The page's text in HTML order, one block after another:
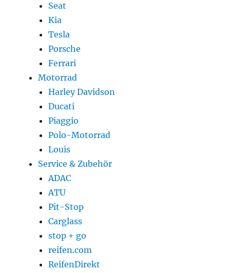
Seat
Kia
Tesla
Porsche
Ferrari
Motorrad
Harley Davidson
Ducati
Piaggio
Polo-Motorrad
Louis
Service & Zubehör
ADAC
ATU
Pit-Stop
Carglass
stop + go
reifen.com
ReifenDirekt